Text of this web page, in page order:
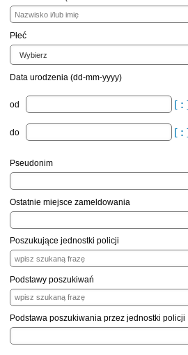
Płeć
Data urodzenia (dd-mm-yyyy)
od
do
Pseudonim
Ostatnie miejsce zameldowania
Poszukujące jednostki policji
Podstawy poszukiwań
Podstawa poszukiwania przez jednostki policji